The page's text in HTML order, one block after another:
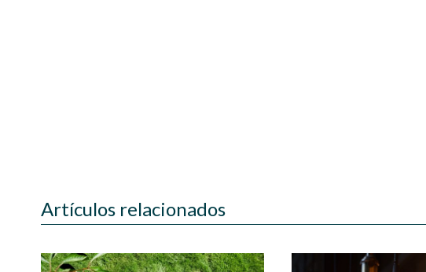
Artículos relacionados